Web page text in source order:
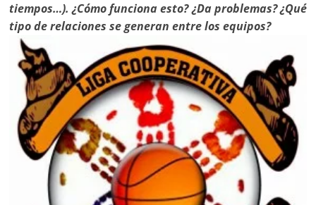
tiempos…). ¿Cómo funciona esto? ¿Da problemas? ¿Qué
tipo de relaciones se generan entre los equipos?